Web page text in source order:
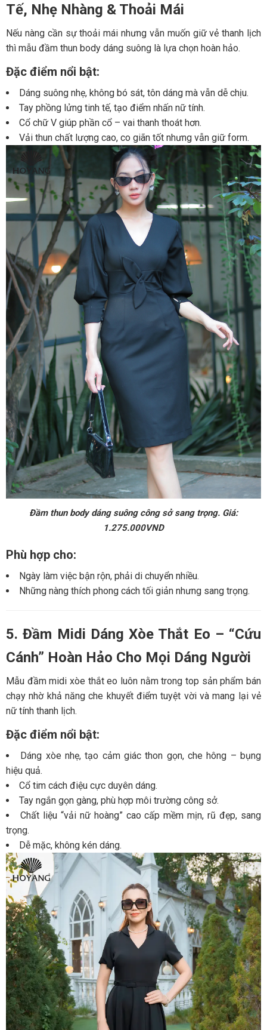
Tế, Nhẹ Nhàng & Thoải Mái
Nếu nàng cần sự thoải mái nhưng vẫn muốn giữ vẻ thanh lịch
thì mẫu đầm thun body dáng suông là lựa chọn hoàn hảo.
Đặc điểm nổi bật:
Dáng suông nhẹ, không bó sát, tôn dáng mà vẫn dễ chịu.
Tay phồng lửng tinh tế, tạo điểm nhấn nữ tính.
Cổ chữ V giúp phần cổ – vai thanh thoát hơn.
Vải thun chất lượng cao, co giãn tốt nhưng vẫn giữ form.
Đầm thun body dáng suông công sở sang trọng. Giá:
1.275.000VND
Phù hợp cho:
Ngày làm việc bận rộn, phải di chuyển nhiều.
Những nàng thích phong cách tối giản nhưng sang trọng.
5. Đầm Midi Dáng Xòe Thắt Eo – “Cứu
Cánh” Hoàn Hảo Cho Mọi Dáng Người
Mẫu đầm midi xòe thắt eo luôn nằm trong top sản phẩm bán
chạy nhờ khả năng che khuyết điểm tuyệt vời và mang lại vẻ
nữ tính thanh lịch.
Đặc điểm nổi bật:
Dáng xòe nhẹ, tạo cảm giác thon gọn, che hông – bụng
hiệu quả.
Cổ tim cách điệu cực duyên dáng.
Tay ngắn gọn gàng, phù hợp môi trường công sở.
Chất liệu “vải nữ hoàng” cao cấp mềm mịn, rũ đẹp, sang
trọng.
Dễ mặc, không kén dáng.